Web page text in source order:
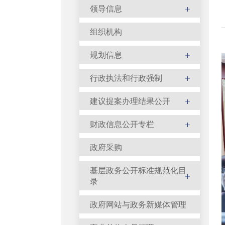
领导信息
组织机构
规划信息
行政执法和行政强制
建议提案办理结果公开
财政信息公开专栏
政府采购
基层政务公开标准规范化目
录
政府网站与政务新媒体管理